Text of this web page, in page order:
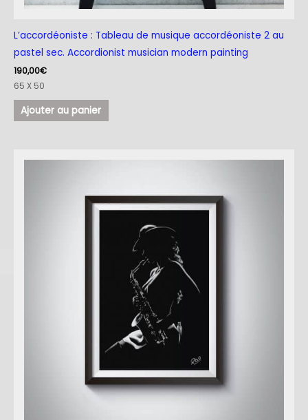
L’accordéoniste : Tableau de musique accordéoniste 2 au
pastel sec. Accordionist musician modern painting
190,00€
65 X 50
Ajouter au panier